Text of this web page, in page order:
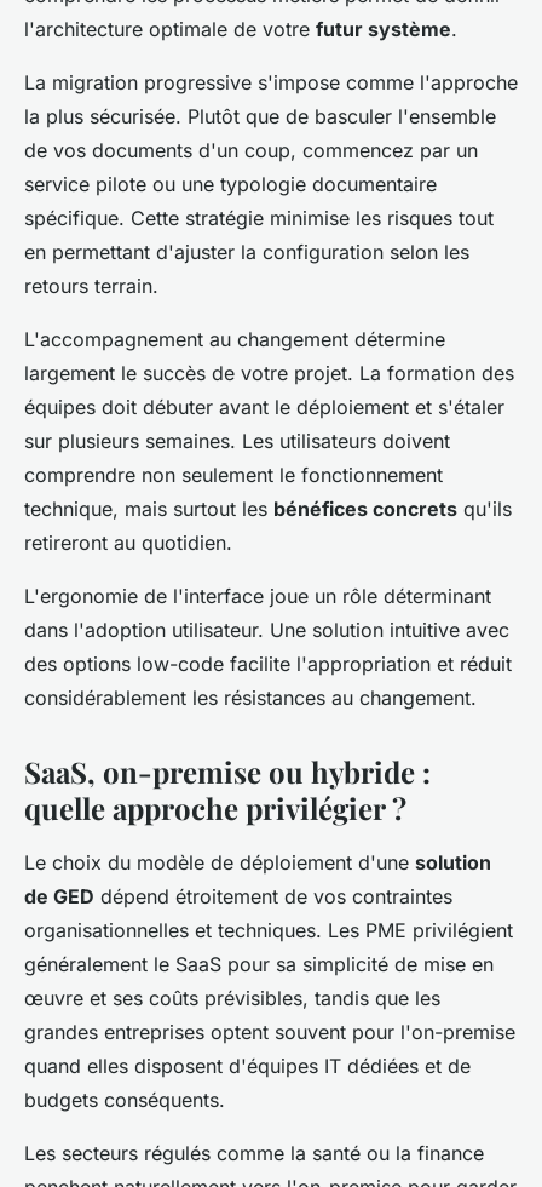
l'architecture optimale de votre futur système.
La migration progressive s'impose comme l'approche
la plus sécurisée. Plutôt que de basculer l'ensemble
de vos documents d'un coup, commencez par un
service pilote ou une typologie documentaire
spécifique. Cette stratégie minimise les risques tout
en permettant d'ajuster la configuration selon les
retours terrain.
L'accompagnement au changement détermine
largement le succès de votre projet. La formation des
équipes doit débuter avant le déploiement et s'étaler
sur plusieurs semaines. Les utilisateurs doivent
comprendre non seulement le fonctionnement
technique, mais surtout les bénéfices concrets qu'ils
retireront au quotidien.
L'ergonomie de l'interface joue un rôle déterminant
dans l'adoption utilisateur. Une solution intuitive avec
des options low-code facilite l'appropriation et réduit
considérablement les résistances au changement.
SaaS, on-premise ou hybride :
quelle approche privilégier ?
Le choix du modèle de déploiement d'une solution
de GED dépend étroitement de vos contraintes
organisationnelles et techniques. Les PME privilégient
généralement le SaaS pour sa simplicité de mise en
œuvre et ses coûts prévisibles, tandis que les
grandes entreprises optent souvent pour l'on-premise
quand elles disposent d'équipes IT dédiées et de
budgets conséquents.
Les secteurs régulés comme la santé ou la finance